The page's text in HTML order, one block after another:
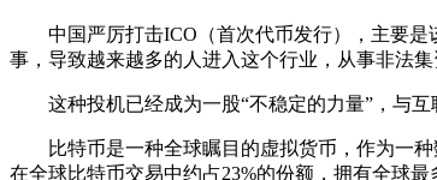
中国严厉打击ICO（首次代币发行），主要是
事，导致越来越多的人进入这个行业，从事非法
这种投机已经成为一股“不稳定的力量”，与互
比特币是一种全球瞩目的虚拟货币，作为一种
在全球比特币交易中约占23%的份额，拥有全球